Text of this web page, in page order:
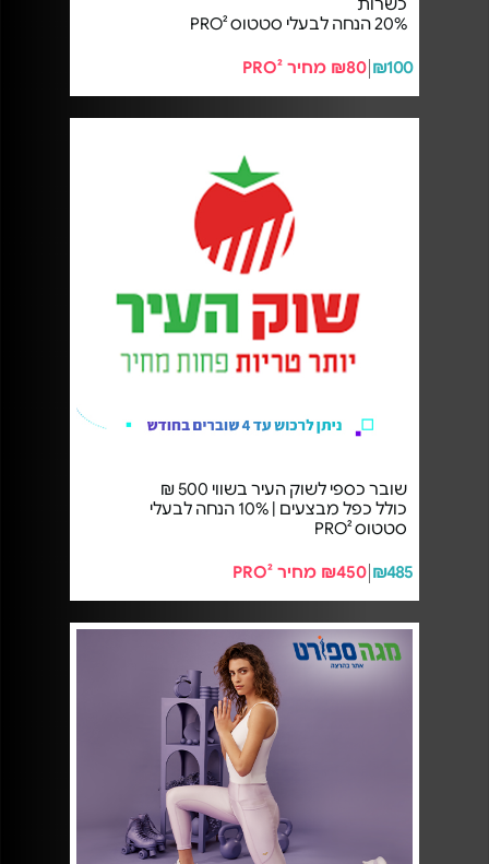
כשרות
20% הנחה לבעלי סטטוס PRO²
₪100 ₪80 מחיר PRO²
שובר כספי לשוק העיר בשווי 500 ₪
כולל כפל מבצעים | 10% הנחה לבעלי
סטטוס PRO²
₪485 ₪450 מחיר PRO²